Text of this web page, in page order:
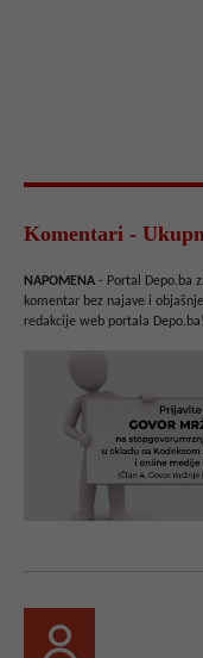
Komentari -
NAPOMENA - Portal Depo.ba
komentar bez najave i
redakcije web portala Depo.ba!